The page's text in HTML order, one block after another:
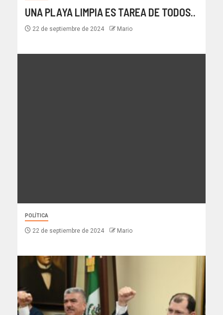
UNA PLAYA LIMPIA ES TAREA DE TODOS..
22 de septiembre de 2024 Mario
POLÍTICA
22 de septiembre de 2024 Mario